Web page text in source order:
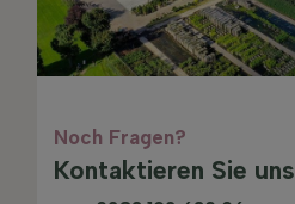
Noch Fragen?
Kontaktieren Sie uns